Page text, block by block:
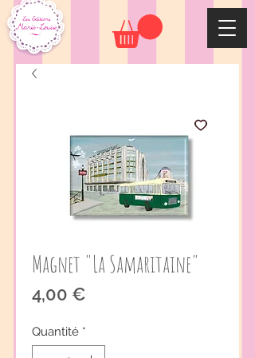
Magnet "La Samaritaine"
4,00 €
Quantité *